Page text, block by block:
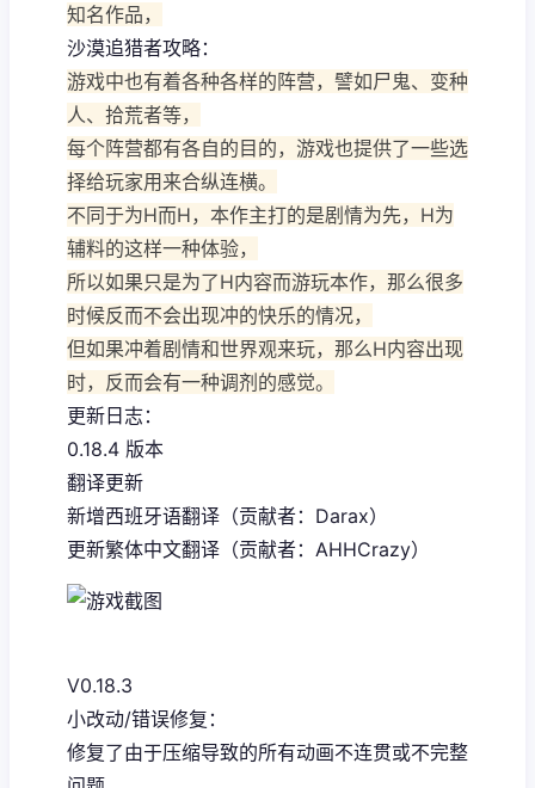
知名作品，
沙漠追猎者攻略：
游戏中也有着各种各样的阵营，譬如尸鬼、变种
人、拾荒者等，
每个阵营都有各自的目的，游戏也提供了一些选
择给玩家用来合纵连横。
不同于为H而H，本作主打的是剧情为先，H为
辅料的这样一种体验，
所以如果只是为了H内容而游玩本作，那么很多
时候反而不会出现冲的快乐的情况，
但如果冲着剧情和世界观来玩，那么H内容出现
时，反而会有一种调剂的感觉。
更新日志：
0.18.4 版本
翻译更新
新增西班牙语翻译（贡献者：Darax）
更新繁体中文翻译（贡献者：AHHCrazy）
V0.18.3
小改动/错误修复：
修复了由于压缩导致的所有动画不连贯或不完整